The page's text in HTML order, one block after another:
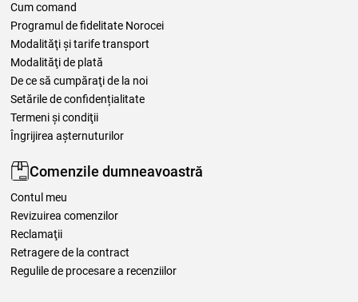
Cum comand
Programul de fidelitate Norocei
Modalităţi şi tarife transport
Modalităţi de plată
De ce să cumpăraţi de la noi
Setările de confidențialitate
Termeni şi condiţii
Îngrijirea așternuturilor
Comenzile dumneavoastră
Contul meu
Revizuirea comenzilor
Reclamaţii
Retragere de la contract
Regulile de procesare a recenziilor